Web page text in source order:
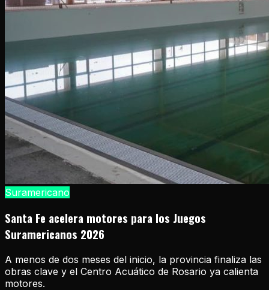
Suramericano
Santa Fe acelera motores para los Juegos
Suramericanos 2026
A menos de dos meses del inicio, la provincia finaliza las
obras clave y el Centro Acuático de Rosario ya calienta
motores.